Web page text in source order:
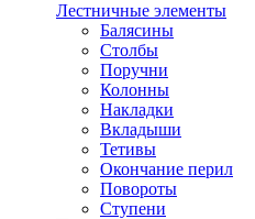
Лестничные элементы
Балясины
Столбы
Поручни
Колонны
Накладки
Вкладыши
Тетивы
Окончание перил
Повороты
Ступени